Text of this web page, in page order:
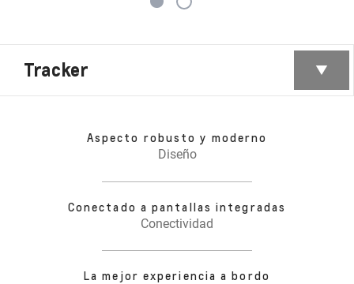
Tracker
Aspecto robusto y moderno
Diseño
Conectado a pantallas integradas
Conectividad
La mejor experiencia a bordo